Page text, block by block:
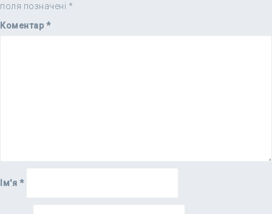
поля позначені *
Коментар *
Ім'я *